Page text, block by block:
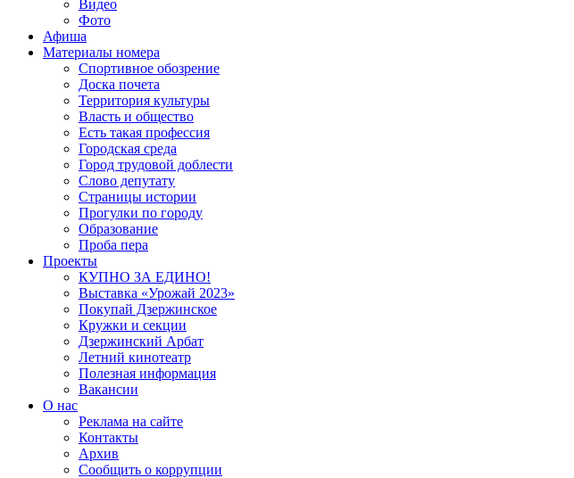
Видео
Фото
Афиша
Материалы номера
Спортивное обозрение
Доска почета
Территория культуры
Власть и общество
Есть такая профессия
Городская среда
Город трудовой доблести
Слово депутату
Страницы истории
Прогулки по городу
Образование
Проба пера
Проекты
КУПНО ЗА ЕДИНО!
Выставка «Урожай 2023»
Покупай Дзержинское
Кружки и секции
Дзержинский Арбат
Летний кинотеатр
Полезная информация
Вакансии
О нас
Реклама на сайте
Контакты
Архив
Сообщить о коррупции